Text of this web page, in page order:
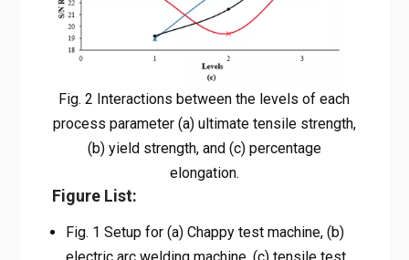
Fig. 2 Interactions between the levels of each
process parameter (a) ultimate tensile strength,
(b) yield strength, and (c) percentage
elongation.
Figure List:
Fig. 1 Setup for (a) Chappy test machine, (b)